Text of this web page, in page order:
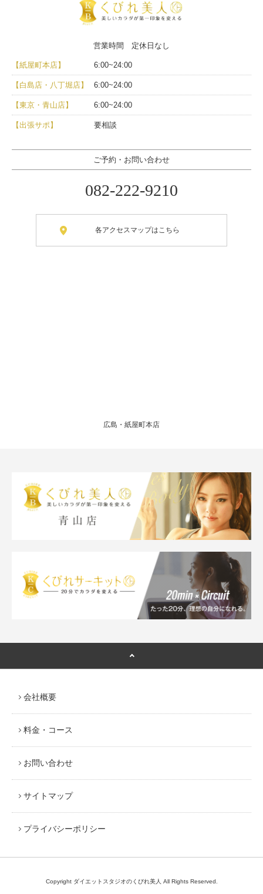
営業時間 定休日なし
【紙屋町本店】 6:00~24:00
【白島店・八丁堀店】 6:00~24:00
【東京・青山店】 6:00~24:00
【出張サポ】 要相談
ご予約・お問い合わせ
082-222-9210
各アクセスマップはこちら
広島・紙屋町本店
会社概要
料金・コース
お問い合わせ
サイトマップ
プライバシーポリシー
Copyright ダイエットスタジオのくびれ美人 All Rights Reserved.